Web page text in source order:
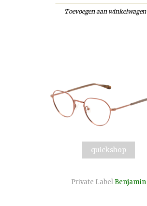
Toevoegen aan winkelwagen
quickshop
Private Label Benjamin